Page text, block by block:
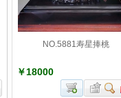
NO.5881寿星捧桃
￥18000